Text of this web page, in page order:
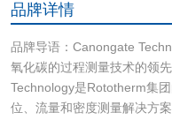
品牌详情
品牌导语：Canongate
氧化碳的过程测量技术的领
Technology是Rototherm集
位、流量和密度测量解决方